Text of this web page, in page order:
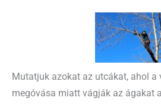
Mutatjuk azokat az utcákat, ahol a
megóvása miatt vágják az ágakat